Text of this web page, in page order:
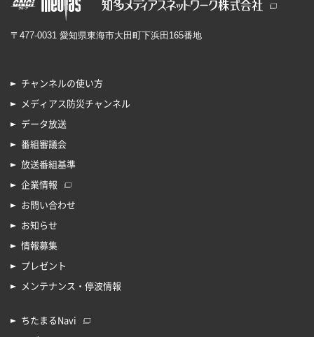
〒477-0031 愛知県東海市大田町下浜田165番地
チャンネルの使い方
メディアス防災チャンネル
データ放送
番組審議会
放送番組基準
企業情報
お問い合わせ
お知らせ
情報募集
プレゼント
メンテナンス・停波情報
ちたまるNavi